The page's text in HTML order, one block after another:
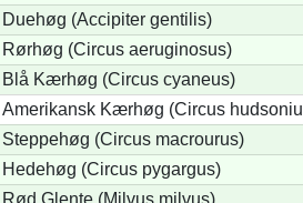
Duehøg (Accipiter gentilis)
Rørhøg (Circus aeruginosus)
Blå Kærhøg (Circus cyaneus)
Amerikansk Kærhøg (Circus
Steppehøg (Circus macrourus)
Hedehøg (Circus pygargus)
Rød Glente (Milvus milvus)